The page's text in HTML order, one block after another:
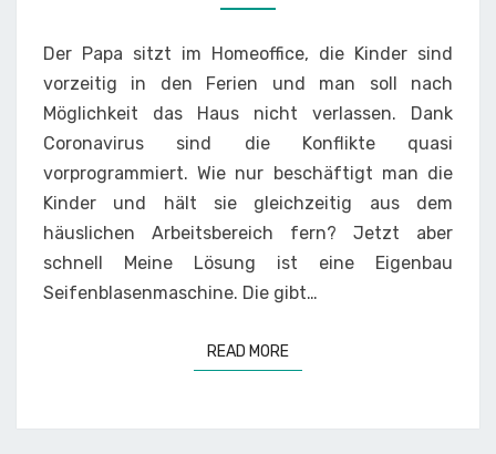
Der Papa sitzt im Homeoffice, die Kinder sind
vorzeitig in den Ferien und man soll nach
Möglichkeit das Haus nicht verlassen. Dank
Coronavirus sind die Konflikte quasi
vorprogrammiert. Wie nur beschäftigt man die
Kinder und hält sie gleichzeitig aus dem
häuslichen Arbeitsbereich fern? Jetzt aber
schnell Meine Lösung ist eine Eigenbau
Seifenblasenmaschine. Die gibt…
READ MOREREAD MORE